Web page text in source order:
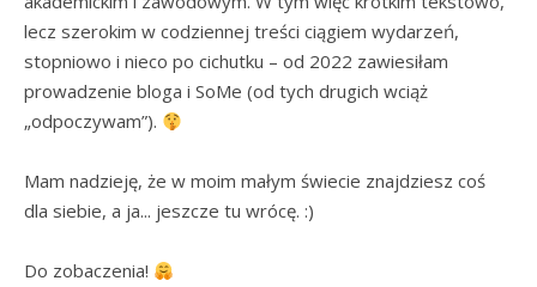
lecz szerokim w codziennej treści ciągiem wydarzeń,
stopniowo i nieco po cichutku – od 2022 zawiesiłam
prowadzenie bloga i SoMe (od tych drugich wciąż
„odpoczywam”).
Mam nadzieję, że w moim małym świecie znajdziesz coś
dla siebie, a ja... jeszcze tu wrócę. :)
Do zobaczenia!